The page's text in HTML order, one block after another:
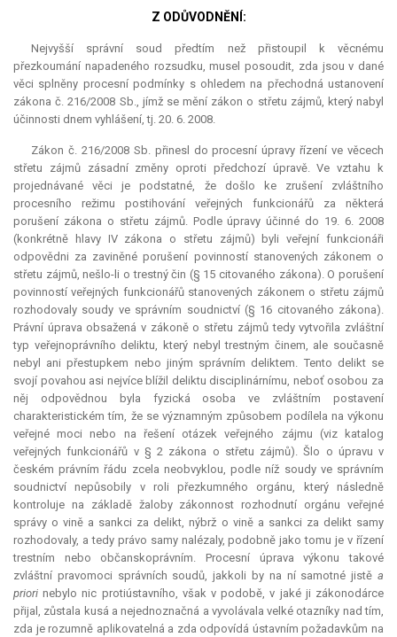
Z ODŮVODNĚNÍ:
Nejvyšší správní soud předtím než přistoupil k věcnému
přezkoumání napadeného rozsudku, musel posoudit, zda jsou v dané
věci splněny procesní podmínky s ohledem na přechodná ustanovení
zákona č. 216/2008 Sb., jímž se mění zákon o střetu zájmů, který nabyl
účinnosti dnem vyhlášení, tj. 20. 6. 2008.
Zákon č. 216/2008 Sb. přinesl do procesní úpravy řízení ve věcech
střetu zájmů zásadní změny oproti předchozí úpravě. Ve vztahu k
projednávané věci je podstatné, že došlo ke zrušení zvláštního
procesního režimu postihování veřejných funkcionářů za některá
porušení zákona o střetu zájmů. Podle úpravy účinné do 19. 6. 2008
(konkrétně hlavy IV zákona o střetu zájmů) byli veřejní funkcionáři
odpovědni za zaviněné porušení povinností stanovených zákonem o
střetu zájmů, nešlo-li o trestný čin (§ 15 citovaného zákona). O porušení
povinností veřejných funkcionářů stanovených zákonem o střetu zájmů
rozhodovaly soudy ve správním soudnictví (§ 16 citovaného zákona).
Právní úprava obsažená v zákoně o střetu zájmů tedy vytvořila zvláštní
typ veřejnoprávního deliktu, který nebyl trestným činem, ale současně
nebyl ani přestupkem nebo jiným správním deliktem. Tento delikt se
svojí povahou asi nejvíce blížil deliktu disciplinárnímu, neboť osobou za
něj odpovědnou byla fyzická osoba ve zvláštním postavení
charakteristickém tím, že se významným způsobem podílela na výkonu
veřejné moci nebo na řešení otázek veřejného zájmu (viz katalog
veřejných funkcionářů v § 2 zákona o střetu zájmů). Šlo o úpravu v
českém právním řádu zcela neobvyklou, podle níž soudy ve správním
soudnictví nepůsobily v roli přezkumného orgánu, který následně
kontroluje na základě žaloby zákonnost rozhodnutí orgánu veřejné
správy o vině a sankci za delikt, nýbrž o vině a sankci za delikt samy
rozhodovaly, a tedy právo samy nalézaly, podobně jako tomu je v řízení
trestním nebo občanskoprávním. Procesní úprava výkonu takové
zvláštní pravomoci správních soudů, jakkoli by na ní samotné jistě a
priori nebylo nic protiústavního, však v podobě, v jaké ji zákonodárce
přijal, zůstala kusá a nejednoznačná a vyvolávala velké otazníky nad tím,
zda je rozumně aplikovatelná a zda odpovídá ústavním požadavkům na